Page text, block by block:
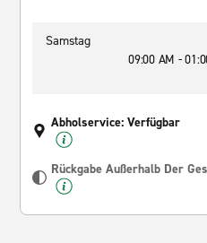
Samstag
09:00 AM -
Abholservice: Verfügbar
Rückgabe Außerhalb Der